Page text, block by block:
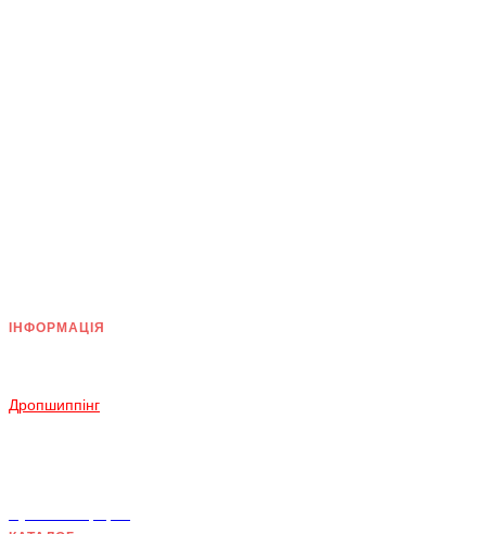
ІНФОРМАЦІЯ
Дропшиппінг